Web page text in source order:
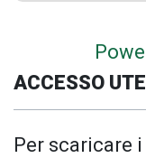
ACCESSO
Per scaricare